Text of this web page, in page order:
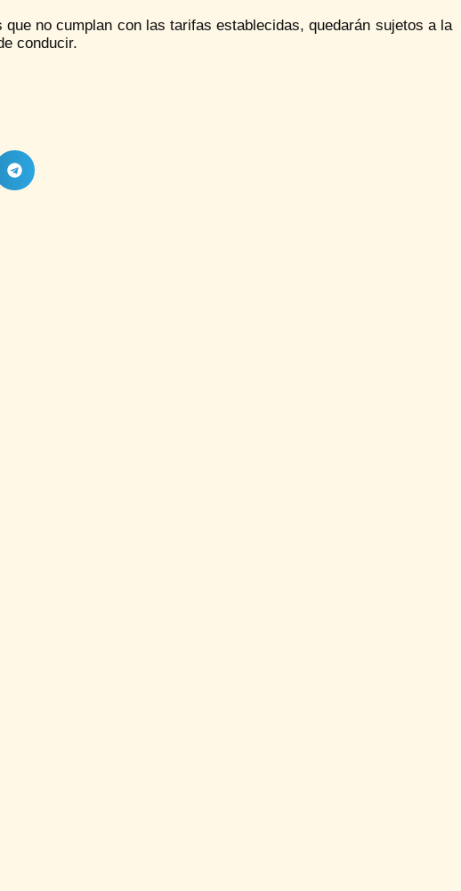
no cumplan con las tarifas establecidas, quedarán sujetos a la
conducir.